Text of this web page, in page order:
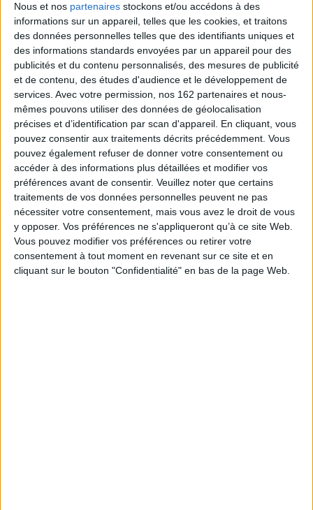
Nous et nos partenaires stockons et/ou accédons à des
informations sur un appareil, telles que les cookies, et traitons
des données personnelles telles que des identifiants uniques et
des informations standards envoyées par un appareil pour des
publicités et du contenu personnalisés, des mesures de publicité
et de contenu, des études d'audience et le développement de
services. Avec votre permission, nos 162 partenaires et nous-
mêmes pouvons utiliser des données de géolocalisation
précises et d’identification par scan d'appareil. En cliquant, vous
pouvez consentir aux traitements décrits précédemment. Vous
pouvez également refuser de donner votre consentement ou
accéder à des informations plus détaillées et modifier vos
préférences avant de consentir. Veuillez noter que certains
traitements de vos données personnelles peuvent ne pas
nécessiter votre consentement, mais vous avez le droit de vous
y opposer. Vos préférences ne s'appliqueront qu’à ce site Web.
Vous pouvez modifier vos préférences ou retirer votre
consentement à tout moment en revenant sur ce site et en
cliquant sur le bouton "Confidentialité" en bas de la page Web.
Éditeur :Rustica
Les techniques pour faire sa bière chez soi et
des conseils sur le choix du matériel. Des
recettes à base de bière complètent l'ouvrage :
velouté d'endives à la bière, soufflé bière et
maroilles, confit d'oignons à la boère, entre
autres. ©Electre 2026
14,95 €
En stock *
*stock limité
AJOUTER AU PANIER
MARMITON - 100% CERTIFIÉ FAIT MAISON
60 recettes faciles pour toutes les occasions